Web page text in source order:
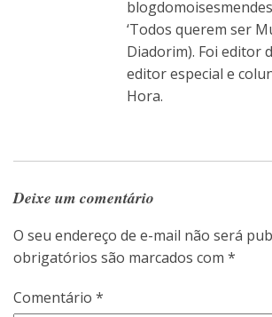
‘Todos querem ser
Diadorim). Foi editor
editor especial e
Hora.
Deixe um comentário
O seu endereço de e-mail não será
obrigatórios são marcados com *
Comentário *